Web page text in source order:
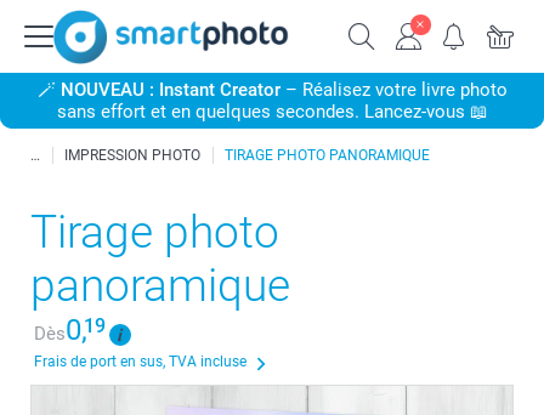
🪄 NOUVEAU : Instant Creator– Réalisez votre livre photo
sans effort et en quelques secondes. Lancez-vous 📖
IMPRESSION PHOTO TIRAGE PHOTO PANORAMIQUE
Tirage photo
panoramique
Dès0,19
Frais de port en sus, TVA incluse